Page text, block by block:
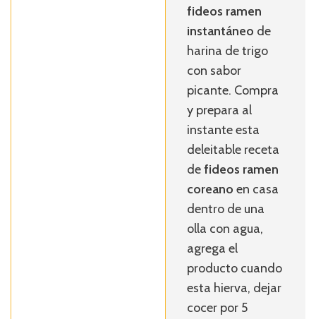
fideos ramen
instantáneo de
harina de trigo
con sabor
picante. Compra
y prepara al
instante esta
deleitable receta
defideos ramen
coreano en casa
dentro de una
olla con agua,
agrega el
producto cuando
esta hierva, dejar
cocer por 5